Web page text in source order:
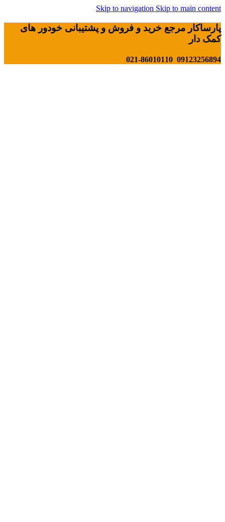
Skip to navigation Skip to main content
پارساکار مرجع خرید و فروش و پشتیبانی خودور های
کمک دار
09123256894 021-86010110